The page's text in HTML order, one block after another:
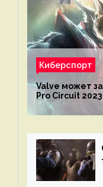
Киберспорт
Valve может
Pro Circuit